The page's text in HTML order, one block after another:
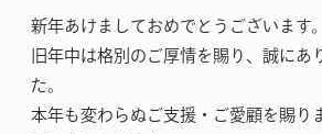
新年あけましておめでとうございます。
旧年中は格別のご厚情を賜り、誠にあ
た。
本年も変わらぬご支援・ご愛顧を賜り